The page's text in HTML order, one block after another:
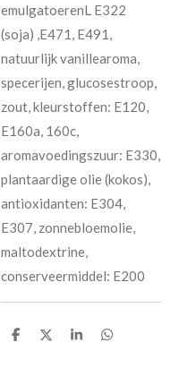
emulgatoerenL E322
(soja) ,E471, E491,
natuurlijk vanillearoma,
specerijen, glucosestroop,
zout, kleurstoffen: E120,
E160a, 160c,
aromavoedingszuur: E330,
plantaardige olie (kokos),
antioxidanten: E304,
E307, zonnebloemolie,
maltodextrine,
conserveermiddel: E200
D
D
S
D